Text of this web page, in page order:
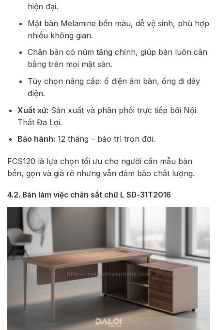
hiện đại.
Mặt bàn Melamine bền màu, dễ vệ sinh, phù hợp
nhiều không gian.
Chân bàn có núm tăng chỉnh, giúp bàn luôn cân
bằng trên mọi mặt sàn.
Tùy chọn nâng cấp: ổ điện âm bàn, ống đi dây
điện.
Xuất xứ: Sản xuất và phân phối trực tiếp bởi Nội
Thất Đa Lợi.
Bảo hành: 12 tháng – bảo trì trọn đời.
FCS120 là lựa chọn tối ưu cho người cần mẫu bàn
bền, gọn và giá rẻ nhưng vẫn đảm bảo chất lượng.
4.2. Bàn làm việc chân sắt chữ L SD-31T2016